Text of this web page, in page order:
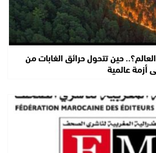
حين تتحول حرائق الغابات من
أزمة عالمية